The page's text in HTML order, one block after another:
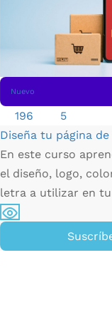
Nuevo
196
5
Diseña tu página
En este curso
el diseño, logo,
letra a utilizar en tu